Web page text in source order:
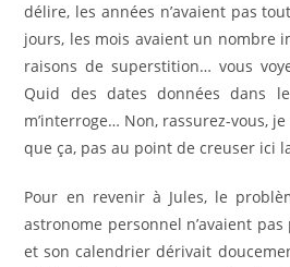
délire, les années n’avaient pas
jours, les mois avaient un nombre
raisons de superstition… vous
Quid des dates données dans
m’interroge… Non, rassurez-vous,
que ça, pas au point de creuser ici
Pour en revenir à Jules, le
astronome personnel n’avaient
et son calendrier dérivait